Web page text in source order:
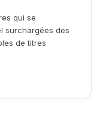
qui se
surchargées des
de titres